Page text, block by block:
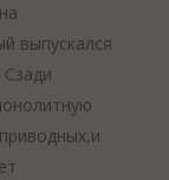
выпускался